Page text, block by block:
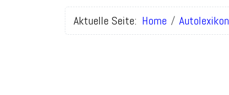
Aktuelle Seite: Home Autolexikon